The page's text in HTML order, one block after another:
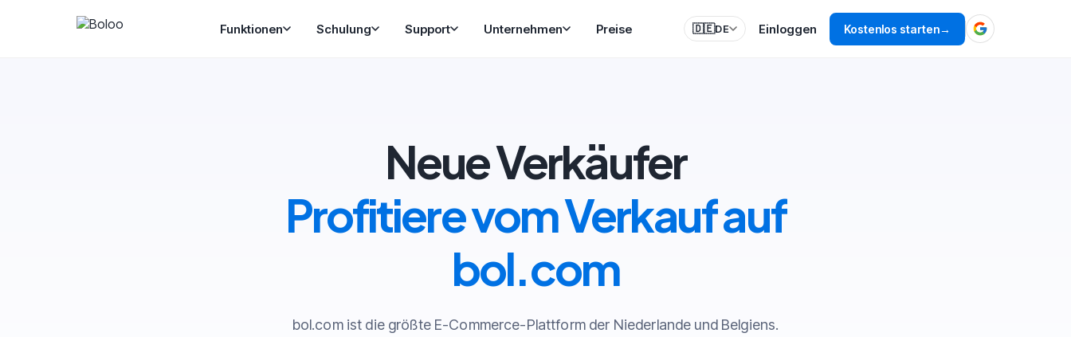
Funktionen Schulung Support Unternehmen Preise 🇩🇪DE Einloggen Kostenlos starten→
Neue Verkäufer
Profitiere vom Verkauf auf
bol.com
bol.com ist die größte E-Commerce-Plattform der Niederlande und Belgiens.